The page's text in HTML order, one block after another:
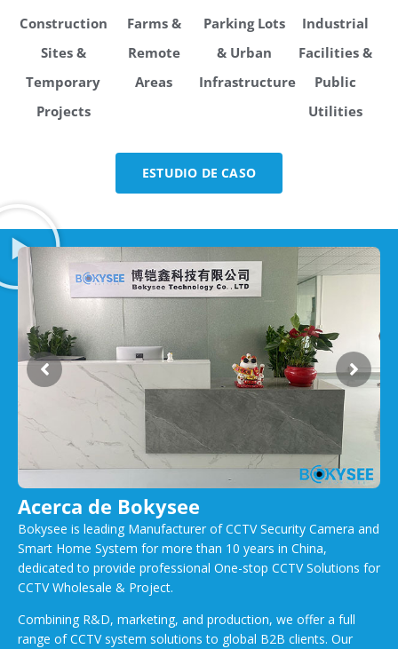
Construction
Sites &
Temporary
Projects
Farms &
Remote
Areas
Parking Lots
& Urban
Infrastructure
Industrial
Facilities &
Public
Utilities
ESTUDIO DE CASO
Acerca de Bokysee
Bokysee is leading Manufacturer of CCTV Security Camera and
Smart Home System for more than 10 years in China,
dedicated to provide professional One-stop CCTV Solutions for
CCTV Wholesale & Project.
Combining R&D, marketing, and production, we offer a full
range of CCTV system solutions to global B2B clients. Our